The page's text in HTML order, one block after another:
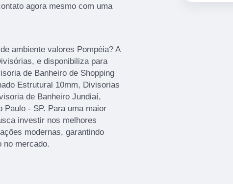
agora mesmo com uma
ambiente valores Pompéia? A
e disponibiliza para
de Banheiro de Shopping
Estrutural 10mm, Divisorias
de Banheiro Jundiaí,
- SP. Para uma maior
investir nos melhores
modernas, garantindo
no mercado.